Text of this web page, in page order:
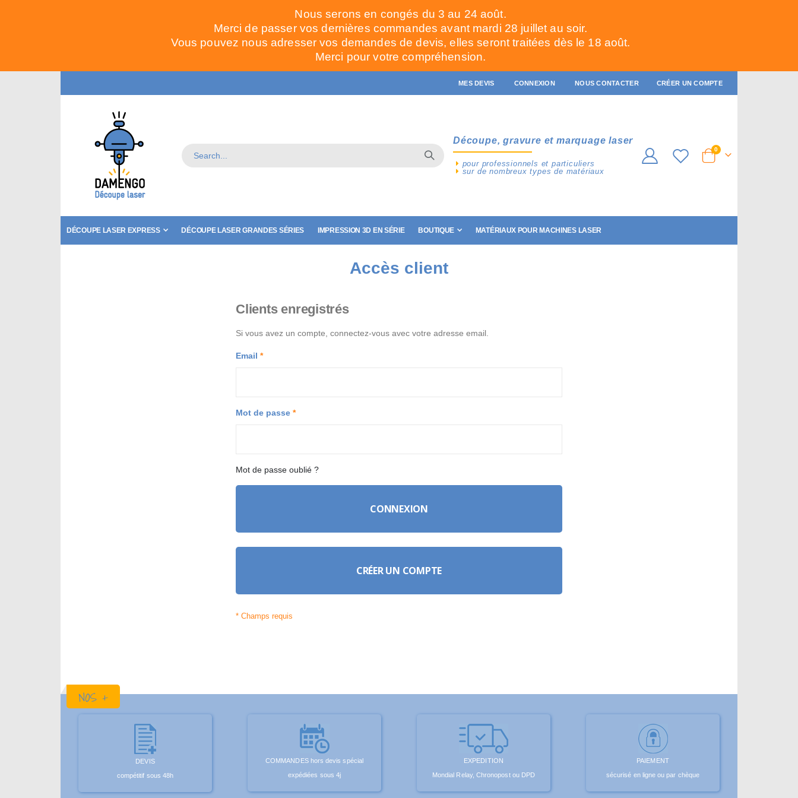
Nous serons en congés du 3 au 24 août.
Merci de passer vos dernières commandes avant mardi 28 juillet au soir.
Vous pouvez nous adresser vos demandes de devis, elles seront traitées dès le 18 août.
Merci pour votre compréhension.
MES DEVIS CONNEXION NOUS CONTACTER CRÉER UN COMPTE
Découpe, gravure et marquage laser
pour professionnels et particuliers
sur de nombreux types de matériaux
Cart
0articles
DÉCOUPE LASER EXPRESS DÉCOUPE LASER GRANDES SÉRIES IMPRESSION 3D EN SÉRIE BOUTIQUE MATÉRIAUX POUR MACHINES LASER
Accès client
Clients enregistrés
Si vous avez un compte, connectez-vous avec votre adresse email.
Email
Mot de passe
Mot de passe oublié ?
CONNEXION
CRÉER UN COMPTE
NOS +
DEVIS
compétitif sous 48h
COMMANDES hors devis spécial
expédiées sous 4j
EXPEDITION
Mondial Relay, Chronopost ou DPD
PAIEMENT
sécurisé en ligne ou par chèque